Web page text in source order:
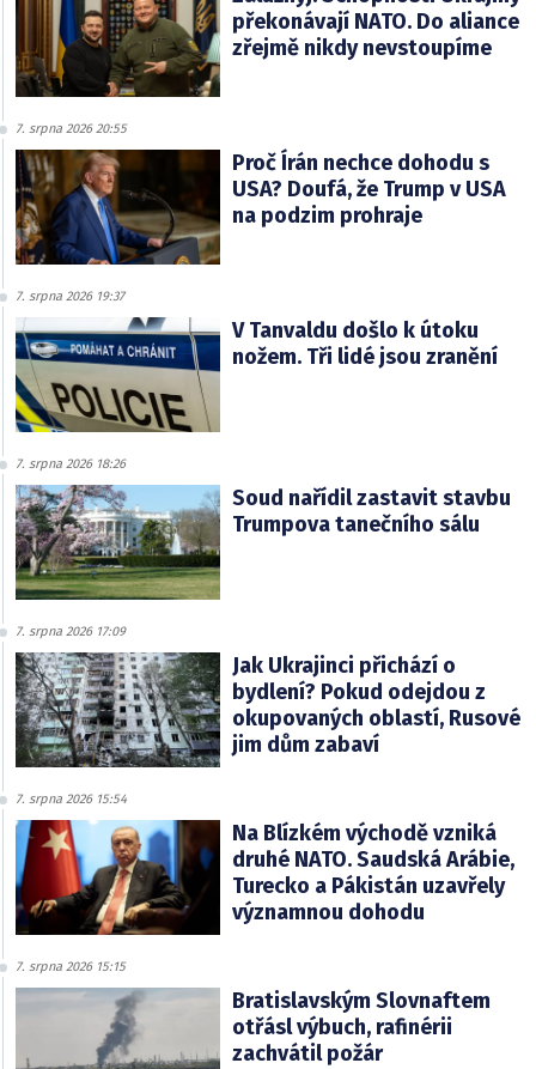
překonávají NATO. Do aliance
zřejmě nikdy nevstoupíme
7. srpna 2026 20:55
Proč Írán nechce dohodu s
USA? Doufá, že Trump v USA
na podzim prohraje
7. srpna 2026 19:37
V Tanvaldu došlo k útoku
nožem. Tři lidé jsou zranění
7. srpna 2026 18:26
Soud nařídil zastavit stavbu
Trumpova tanečního sálu
7. srpna 2026 17:09
Jak Ukrajinci přichází o
bydlení? Pokud odejdou z
okupovaných oblastí, Rusové
jim dům zabaví
7. srpna 2026 15:54
Na Blízkém východě vzniká
druhé NATO. Saudská Arábie,
Turecko a Pákistán uzavřely
významnou dohodu
7. srpna 2026 15:15
Bratislavským Slovnaftem
otřásl výbuch, rafinérii
zachvátil požár